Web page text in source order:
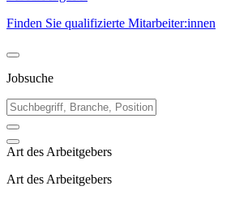
Finden Sie qualifizierte Mitarbeiter:innen
Jobsuche
Art des Arbeitgebers
Art des Arbeitgebers